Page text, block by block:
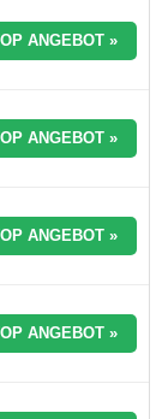
ANGEBOT »
ANGEBOT »
ANGEBOT »
ANGEBOT »